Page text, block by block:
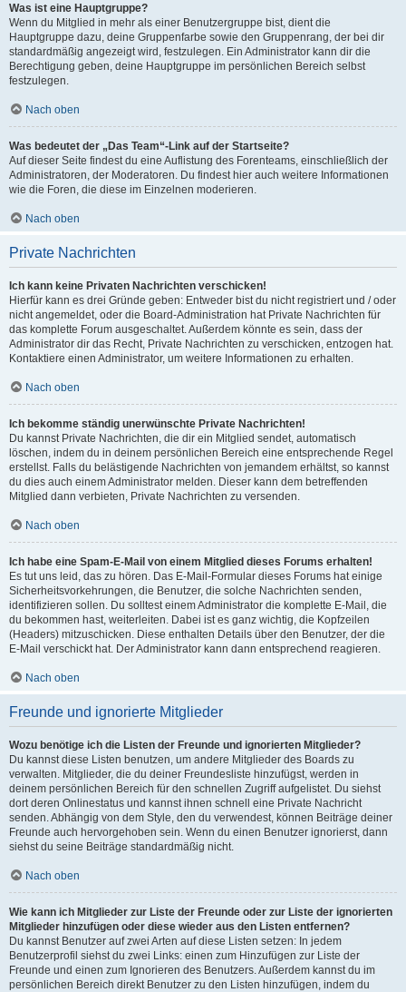
Was ist eine Hauptgruppe?
Wenn du Mitglied in mehr als einer Benutzergruppe bist, dient die
Hauptgruppe dazu, deine Gruppenfarbe sowie den Gruppenrang, der bei dir
standardmäßig angezeigt wird, festzulegen. Ein Administrator kann dir die
Berechtigung geben, deine Hauptgruppe im persönlichen Bereich selbst
festzulegen.
Nach oben
Was bedeutet der „Das Team“-Link auf der Startseite?
Auf dieser Seite findest du eine Auflistung des Forenteams, einschließlich der
Administratoren, der Moderatoren. Du findest hier auch weitere Informationen
wie die Foren, die diese im Einzelnen moderieren.
Nach oben
Private Nachrichten
Ich kann keine Privaten Nachrichten verschicken!
Hierfür kann es drei Gründe geben: Entweder bist du nicht registriert und / oder
nicht angemeldet, oder die Board-Administration hat Private Nachrichten für
das komplette Forum ausgeschaltet. Außerdem könnte es sein, dass der
Administrator dir das Recht, Private Nachrichten zu verschicken, entzogen hat.
Kontaktiere einen Administrator, um weitere Informationen zu erhalten.
Nach oben
Ich bekomme ständig unerwünschte Private Nachrichten!
Du kannst Private Nachrichten, die dir ein Mitglied sendet, automatisch
löschen, indem du in deinem persönlichen Bereich eine entsprechende Regel
erstellst. Falls du belästigende Nachrichten von jemandem erhältst, so kannst
du dies auch einem Administrator melden. Dieser kann dem betreffenden
Mitglied dann verbieten, Private Nachrichten zu versenden.
Nach oben
Ich habe eine Spam-E-Mail von einem Mitglied dieses Forums erhalten!
Es tut uns leid, das zu hören. Das E-Mail-Formular dieses Forums hat einige
Sicherheitsvorkehrungen, die Benutzer, die solche Nachrichten senden,
identifizieren sollen. Du solltest einem Administrator die komplette E-Mail, die
du bekommen hast, weiterleiten. Dabei ist es ganz wichtig, die Kopfzeilen
(Headers) mitzuschicken. Diese enthalten Details über den Benutzer, der die
E-Mail verschickt hat. Der Administrator kann dann entsprechend reagieren.
Nach oben
Freunde und ignorierte Mitglieder
Wozu benötige ich die Listen der Freunde und ignorierten Mitglieder?
Du kannst diese Listen benutzen, um andere Mitglieder des Boards zu
verwalten. Mitglieder, die du deiner Freundesliste hinzufügst, werden in
deinem persönlichen Bereich für den schnellen Zugriff aufgelistet. Du siehst
dort deren Onlinestatus und kannst ihnen schnell eine Private Nachricht
senden. Abhängig von dem Style, den du verwendest, können Beiträge deiner
Freunde auch hervorgehoben sein. Wenn du einen Benutzer ignorierst, dann
siehst du seine Beiträge standardmäßig nicht.
Nach oben
Wie kann ich Mitglieder zur Liste der Freunde oder zur Liste der ignorierten
Mitglieder hinzufügen oder diese wieder aus den Listen entfernen?
Du kannst Benutzer auf zwei Arten auf diese Listen setzen: In jedem
Benutzerprofil siehst du zwei Links: einen zum Hinzufügen zur Liste der
Freunde und einen zum Ignorieren des Benutzers. Außerdem kannst du im
persönlichen Bereich direkt Benutzer zu den Listen hinzufügen, indem du